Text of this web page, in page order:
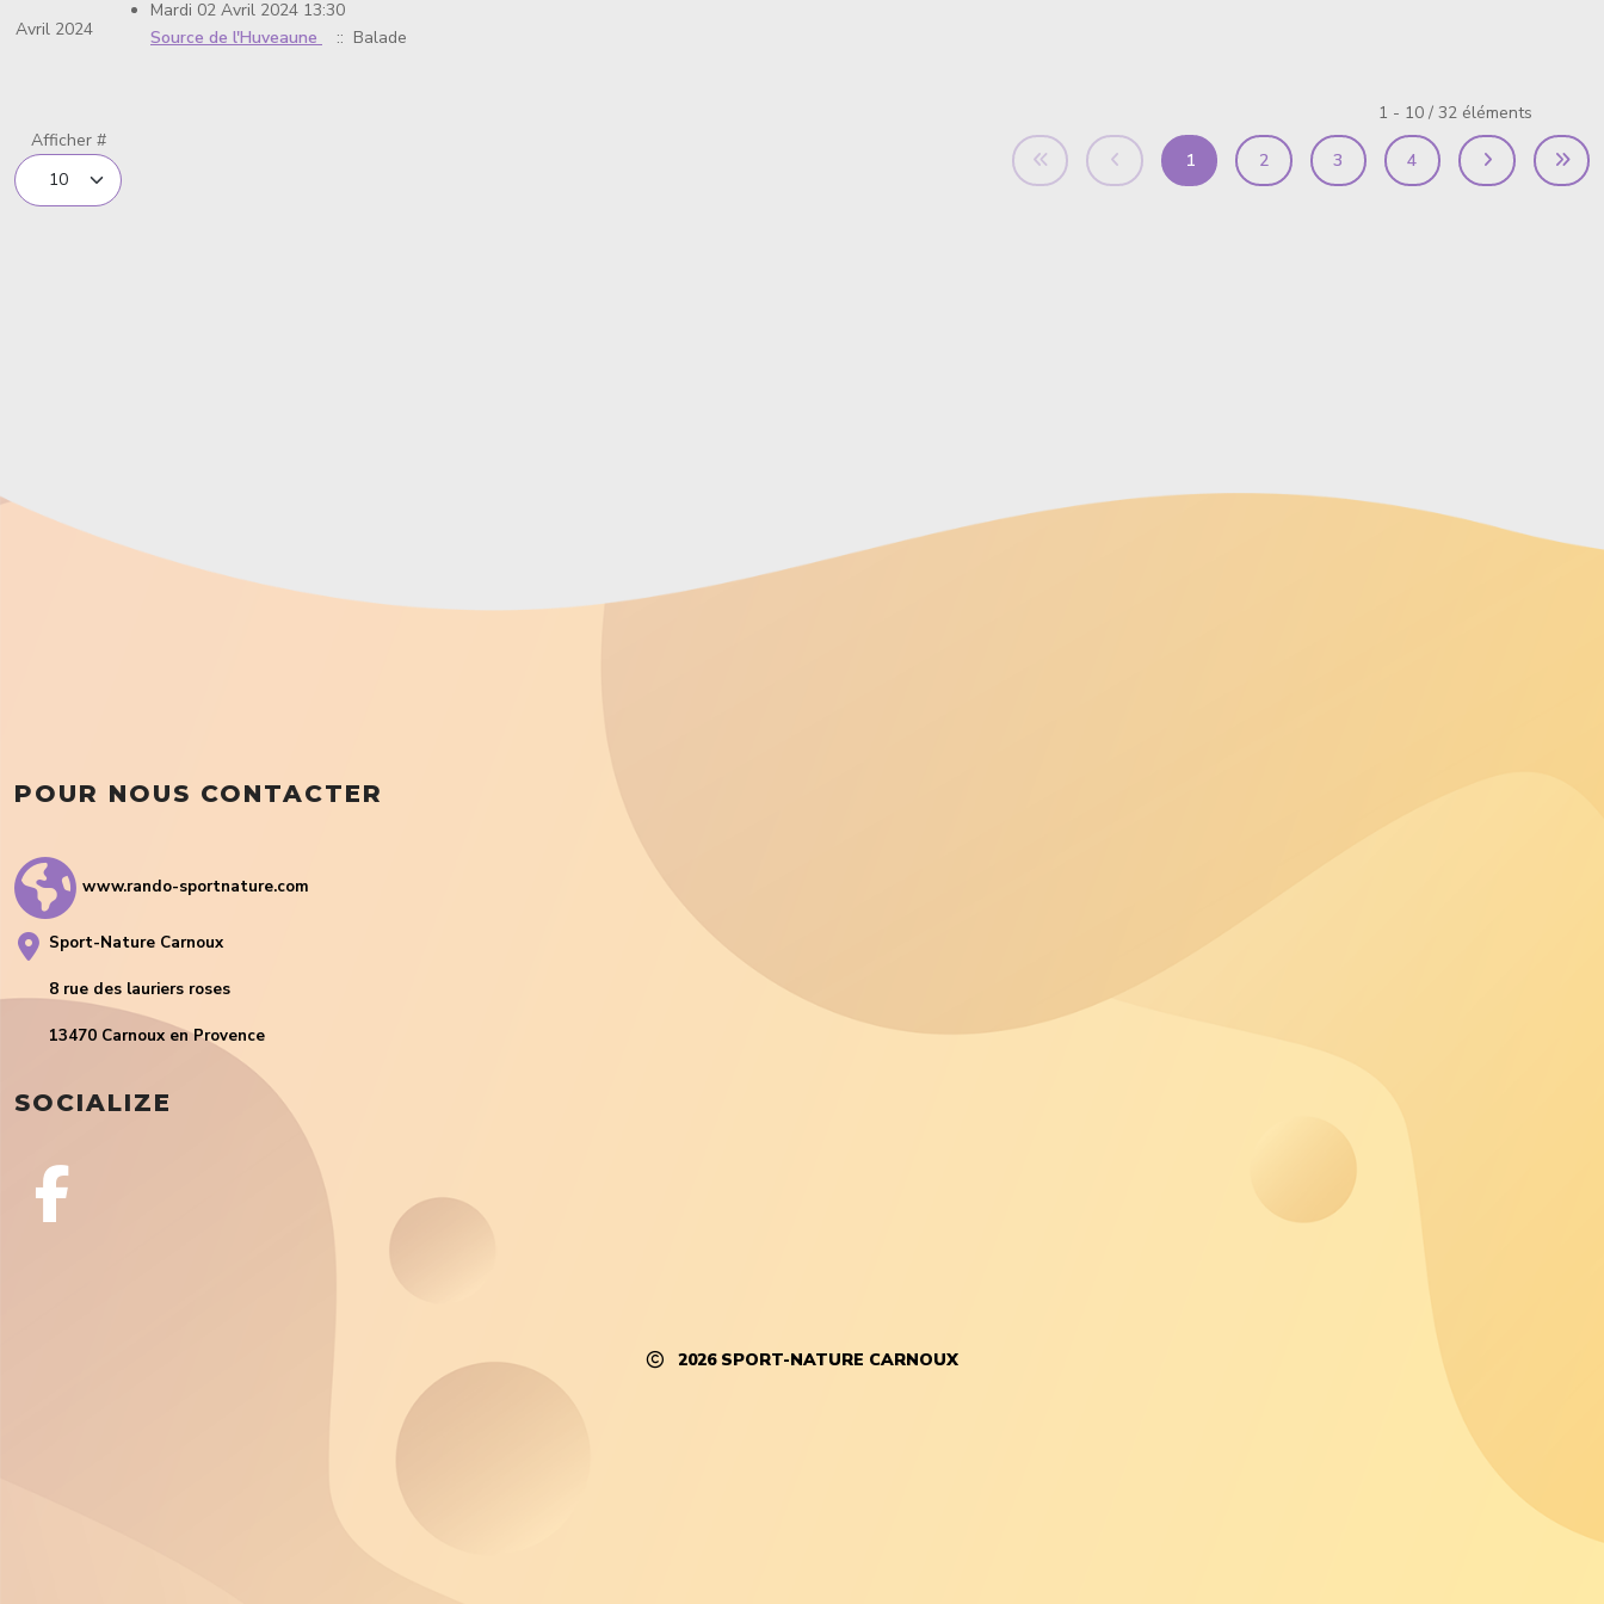
Avril 2024
Mardi 02 Avril 2024 13:30
Source de l'Huveaune
:: Balade
1 - 10 / 32 éléments
Afficher #
1
2 3 4
POUR NOUS CONTACTER
www.rando-sportnature.com
Sport-Nature Carnoux
8 rue des lauriers roses
13470 Carnoux en Provence
SOCIALIZE
2026 SPORT-NATURE CARNOUX